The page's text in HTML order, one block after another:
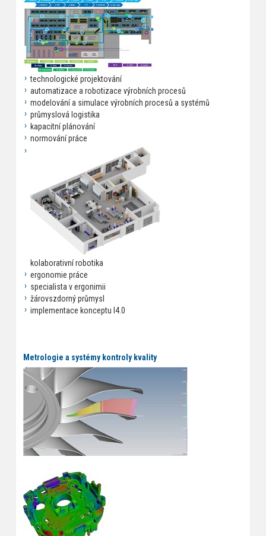
technologické projektování
automatizace a robotizace výrobních procesů
modelování a simulace výrobních procesů a systémů
průmyslová logistika
kapacitní plánování
normování práce
kolaborativní robotika
ergonomie práce
specialista v ergonimii
žárovszdorný průmysl
implementace konceptu I4.0
Metrologie a systémy kontroly kvality